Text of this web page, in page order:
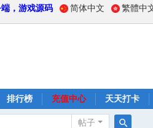
，游戏源码 简体中文 繁體中
排行榜 充值中心 天天打卡
帖子